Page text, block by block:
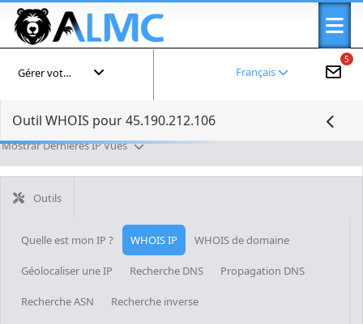
5
Français
Gérer votre compte
Outil WHOIS pour 45.190.212.106
Mostrar Dernières IP Vues
Outils
Quelle est mon IP ? WHOIS IP WHOIS de domaine
Géolocaliser une IP Recherche DNS Propagation DNS
Recherche ASN Recherche inverse